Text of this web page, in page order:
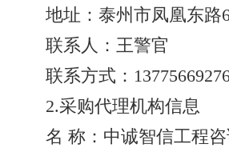
地址：泰州市凤凰东路
联系人：王警
联系方式：
2.采购代理机构信息
名 称：中诚智信工程